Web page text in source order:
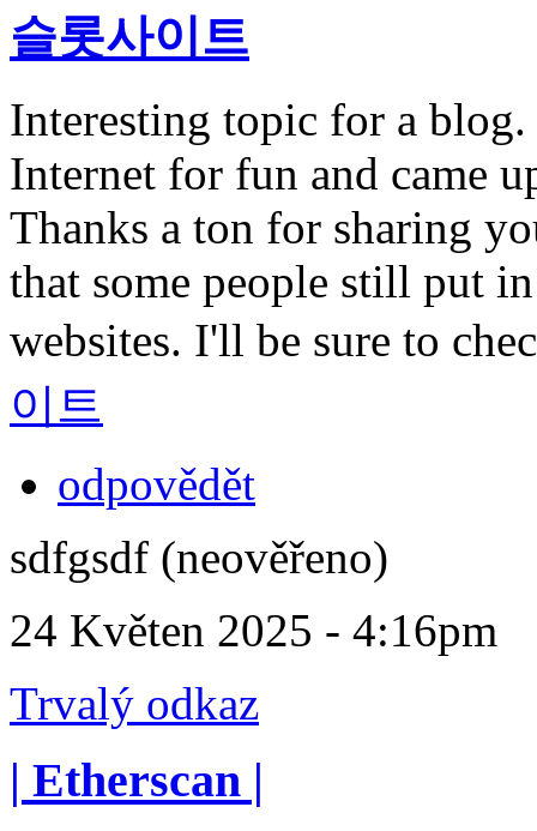
슬롯사이트
Interesting topic for a blog.
Internet for fun and came
Thanks a ton for sharing
that some people still put
websites. I'll be sure to
이트
odpovědět
sdfgsdf (neověřeno)
24 Květen 2025 - 4:16pm
Trvalý odkaz
| Etherscan |